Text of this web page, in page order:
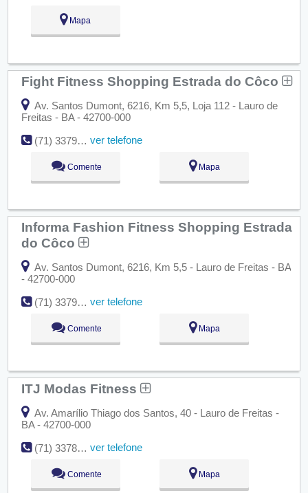
Mapa
Fight Fitness Shopping Estrada do Côco
Av. Santos Dumont, 6216, Km 5,5, Loja 112 - Lauro de
Freitas - BA - 42700-000
(71) 3379-9286
ver telefone
Comente Mapa
Informa Fashion Fitness Shopping Estrada
do Côco
Av. Santos Dumont, 6216, Km 5,5 - Lauro de Freitas - BA
- 42700-000
(71) 3379-0747
ver telefone
Comente Mapa
ITJ Modas Fitness
Av. Amarílio Thiago dos Santos, 40 - Lauro de Freitas -
BA - 42700-000
(71) 3378-3156 / (71) 9635-3979
ver telefone
Comente Mapa